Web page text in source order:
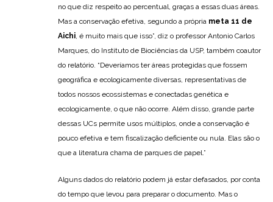
no que diz respeito ao percentual, graças a essas duas áreas.
Mas a conservação efetiva, segundo a própria meta 11 de
Aichi, é muito mais que isso”, diz o professor Antonio Carlos
Marques, do Instituto de Biociências da USP, também coautor
do relatório. “Deveríamos ter áreas protegidas que fossem
geográfica e ecologicamente diversas, representativas de
todos nossos ecossistemas e conectadas genética e
ecologicamente, o que não ocorre. Além disso, grande parte
dessas UCs permite usos múltiplos, onde a conservação é
pouco efetiva e tem fiscalização deficiente ou nula. Elas são o
que a literatura chama de parques de papel.”
Alguns dados do relatório podem já estar defasados, por conta
do tempo que levou para preparar o documento. Mas o